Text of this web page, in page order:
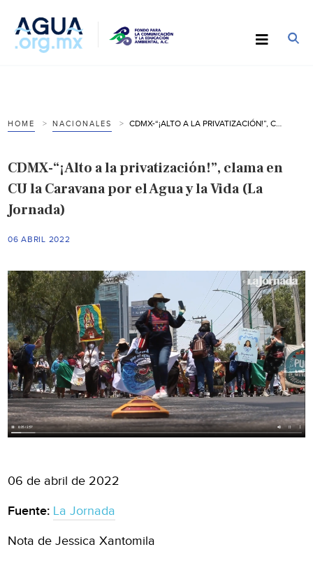
HOME NACIONALES
CDMX-“¡Alto a la privatización!”, clama en
CU la Caravana por el Agua y la Vida (La
Jornada)
06 ABRIL 2022
06 de abril de 2022
Fuente: La Jornada
Nota de Jessica Xantomila